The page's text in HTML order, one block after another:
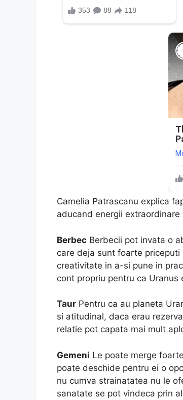
Camelia Patrascanu explica
aducand energii
Berbec Berbecii pot invata o
care deja sunt foarte
creativitate in a-si pune in
cont propriu pentru ca Uranus
Taur Pentru ca au planeta
si atitudinal, daca erau
relatie pot capata mai mult
Gemeni Le poate merge
poate deschide pentru ei o
nu cumva strainatatea nu le
sanatate se pot vindeca prin